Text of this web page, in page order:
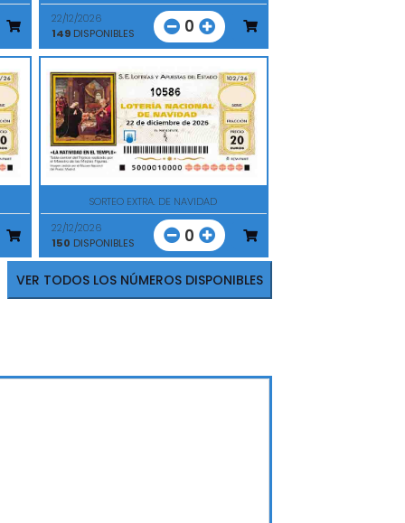
22/12/2026
149DISPONIBLES 0
10586
SORTEO EXTRA. DE NAVIDAD
22/12/2026
150 DISPONIBLES 0
VER TODOS LOS NÚMEROS DISPONIBLES